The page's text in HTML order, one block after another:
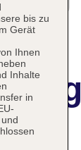
bis zu
Gerät
Ihnen
Inhalte
in